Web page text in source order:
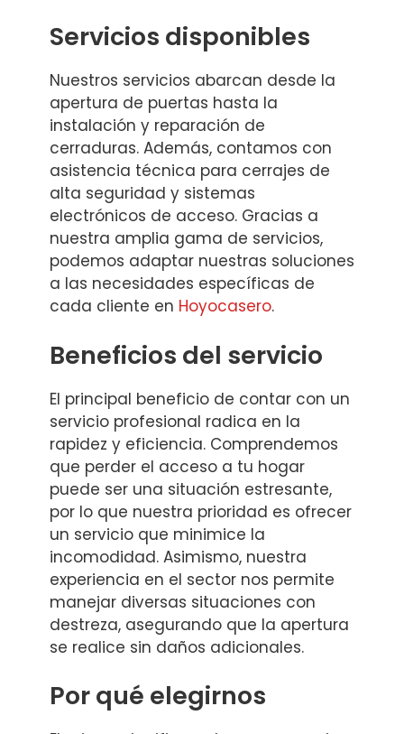
Servicios disponibles
Nuestros servicios abarcan desde la
apertura de puertas hasta la
instalación y reparación de
cerraduras. Además, contamos con
asistencia técnica para cerrajes de
alta seguridad y sistemas
electrónicos de acceso. Gracias a
nuestra amplia gama de servicios,
podemos adaptar nuestras soluciones
a las necesidades específicas de
cada cliente en Hoyocasero.
Beneficios del servicio
El principal beneficio de contar con un
servicio profesional radica en la
rapidez y eficiencia. Comprendemos
que perder el acceso a tu hogar
puede ser una situación estresante,
por lo que nuestra prioridad es ofrecer
un servicio que minimice la
incomodidad. Asimismo, nuestra
experiencia en el sector nos permite
manejar diversas situaciones con
destreza, asegurando que la apertura
se realice sin daños adicionales.
Por qué elegirnos